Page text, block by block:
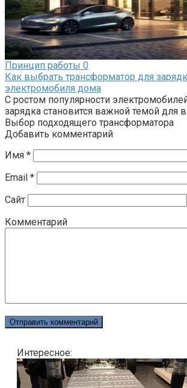
Принцип работы 0
Как выбрать трансформатор для
электромобиля дома
С ростом популярности
зарядка становится важной темой для
Выбор подходящего трансформатора
Добавить комментарий
Имя *
Email *
Сайт
Комментарий
Интересное: